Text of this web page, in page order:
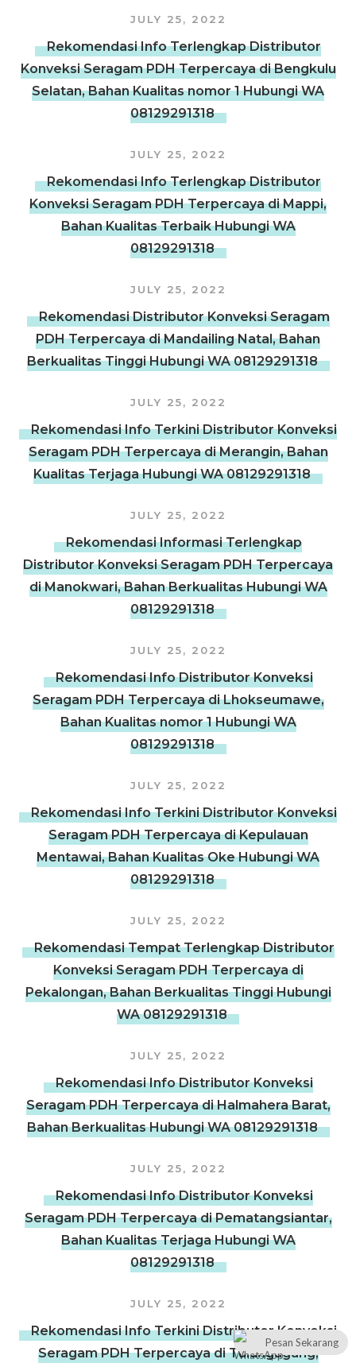
JULY 25, 2022
Rekomendasi Info Terlengkap Distributor
Konveksi Seragam PDH Terpercaya di Bengkulu
Selatan, Bahan Kualitas nomor 1 Hubungi WA
08129291318
JULY 25, 2022
Rekomendasi Info Terlengkap Distributor
Konveksi Seragam PDH Terpercaya di Mappi,
Bahan Kualitas Terbaik Hubungi WA
08129291318
JULY 25, 2022
Rekomendasi Distributor Konveksi Seragam
PDH Terpercaya di Mandailing Natal, Bahan
Berkualitas Tinggi Hubungi WA 08129291318
JULY 25, 2022
Rekomendasi Info Terkini Distributor Konveksi
Seragam PDH Terpercaya di Merangin, Bahan
Kualitas Terjaga Hubungi WA 08129291318
JULY 25, 2022
Rekomendasi Informasi Terlengkap
Distributor Konveksi Seragam PDH Terpercaya
di Manokwari, Bahan Berkualitas Hubungi WA
08129291318
JULY 25, 2022
Rekomendasi Info Distributor Konveksi
Seragam PDH Terpercaya di Lhokseumawe,
Bahan Kualitas nomor 1 Hubungi WA
08129291318
JULY 25, 2022
Rekomendasi Info Terkini Distributor Konveksi
Seragam PDH Terpercaya di Kepulauan
Mentawai, Bahan Kualitas Oke Hubungi WA
08129291318
JULY 25, 2022
Rekomendasi Tempat Terlengkap Distributor
Konveksi Seragam PDH Terpercaya di
Pekalongan, Bahan Berkualitas Tinggi Hubungi
WA 08129291318
JULY 25, 2022
Rekomendasi Info Distributor Konveksi
Seragam PDH Terpercaya di Halmahera Barat,
Bahan Berkualitas Hubungi WA 08129291318
JULY 25, 2022
Rekomendasi Info Distributor Konveksi
Seragam PDH Terpercaya di Pematangsiantar,
Bahan Kualitas Terjaga Hubungi WA
08129291318
JULY 25, 2022
Rekomendasi Info Terkini Distributor Konveksi
Seragam PDH Terpercaya di Tulungagung,
Pesan Sekarang